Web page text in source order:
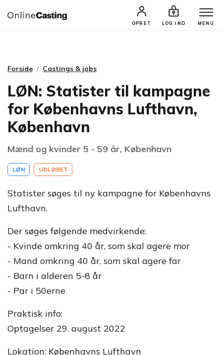
OPRET LOG IND MENU
CASTINGS & JOBS SØG PROFIL
Forside Castings & jobs
LØN: Statister til kampagne
for Københavns Lufthavn,
København
Mænd og kvinder 5 - 59 år, København
LØN UDLØBET
Statister søges til ny kampagne for Københavns
Lufthavn.
Der søges følgende medvirkende:
- Kvinde omkring 40 år, som skal agere mor
- Mand omkring 40 år, som skal agere far
- Barn i alderen 5-8 år
- Par i 50erne
Praktisk info:
Optagelser 29. august 2022
Lokation: Københavns Lufthavn